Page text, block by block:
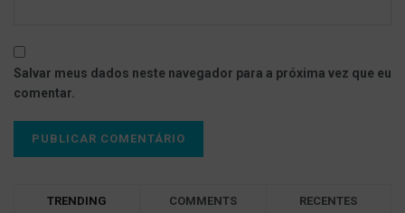
Salvar meus dados neste navegador para a próxima vez que eu
comentar.
TRENDING COMMENTS RECENTES